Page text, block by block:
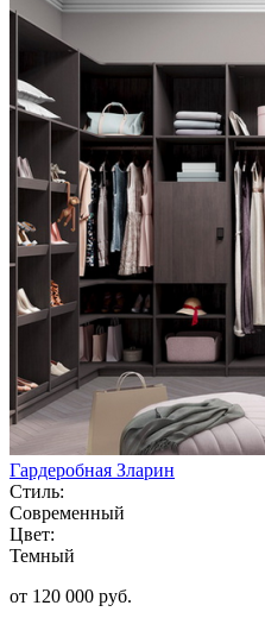
Гардеробная Зларин
Стиль:
Современный
Цвет:
Темный
от 120 000 руб.